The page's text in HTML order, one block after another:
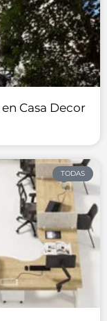
Casa Decor
TODAS